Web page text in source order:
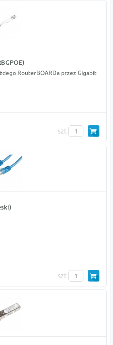
RouterBOARDa przez Gigabit
szt
szt